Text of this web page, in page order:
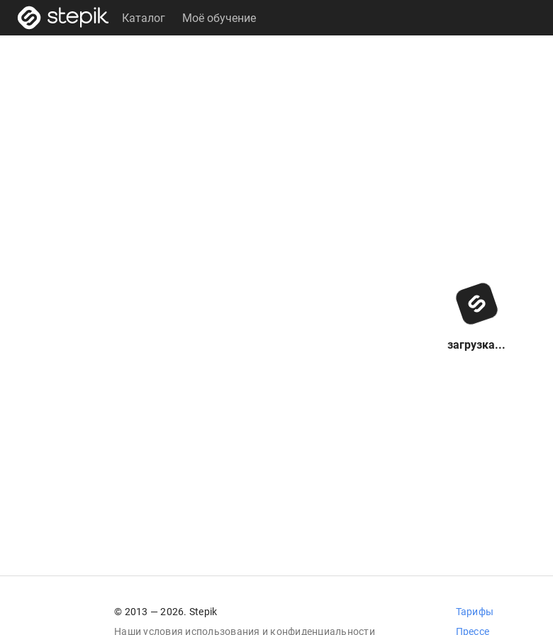
Каталог Моё обучение
загрузка...
© 2013 — 2026. Stepik
Наши условия использования и конфиденциальности
Тарифы
Прессе